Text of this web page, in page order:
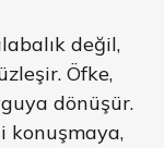
değil,
Öfke,
dönüşür.
konuşmaya,